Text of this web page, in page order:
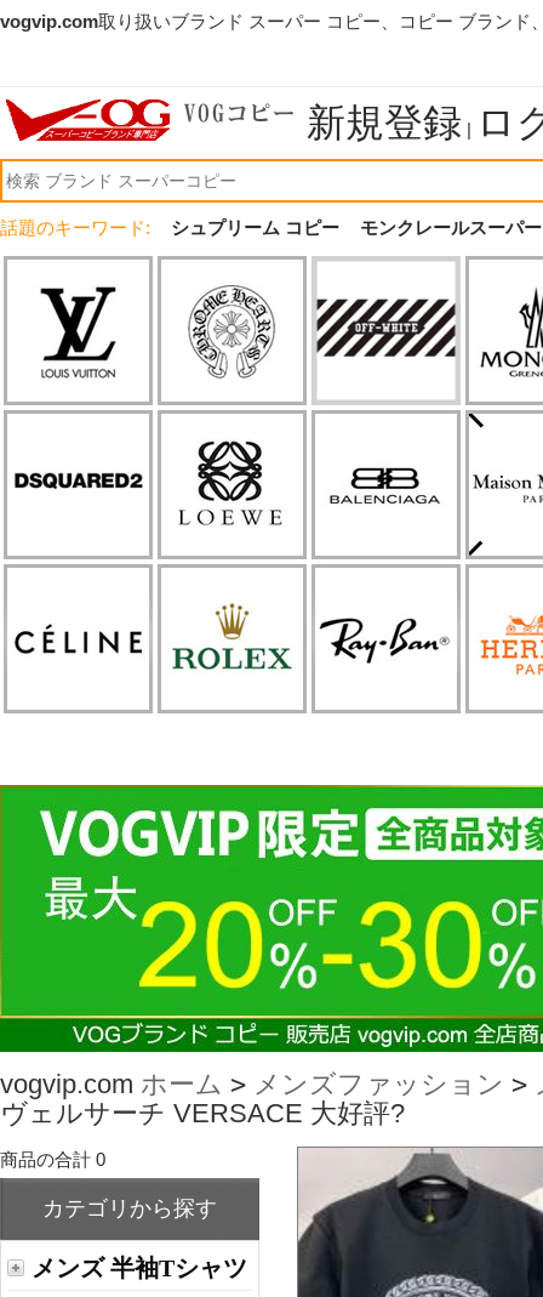
vogvip.com取り扱いブランド スーパー コピー、コピー ブランド
新規登録 | ロ
話題のキーワード: シュプリーム コピー モンクレールスーパ
vogvip.com ホーム > メンズファッション >
ヴェルサーチ VERSACE 大好評?
商品の合計 0
カテゴリから探す
メンズ 半袖Tシャツ